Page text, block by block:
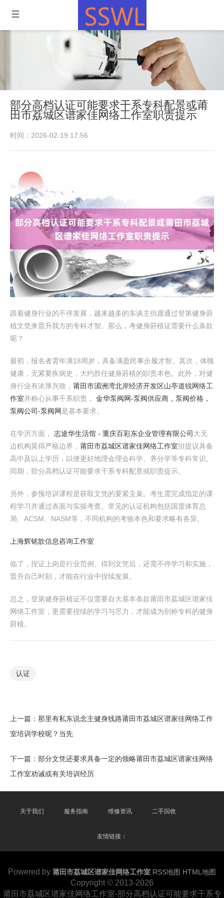
部分高档认证可能要求干系专科配景或莆
田市荔城区谱家佳网络工作室职责提示
时间：2026-02-19 17:56
跟着健身行业的不停发展，越来越多的东谈主但愿通过登第健身莳
植文凭来晋升我方的专科才智。那么，考健身莳植证需要什么条款
呢？
最初，报名者需年满18周岁，具备满盈民事步履才智。其次，体魄
健康，无紧要疾病史，大约胜任健身莳植的职责本色。此外，对健
身行业有浓厚兴致， 莆田市湄洲湾北岸经济开发区山亭道锐网络工
作室并称心从事干系职责， 金华泵阀网-泵阀供应商，泵阀价格，
泵阀公司-泵阀网是基本要求。
在学历方面， 志途华生活馆 - 重庆百彩东企业管理有限公司 大无
边机构莫得严格边界， 莆田市荔城区谱家佳网络工作室但提议具备
高中及以上学历，以便更好地理会理会科学、养分学等专科常识。
同期，部分高档认证可能要求干系专科配景或职责提示。
另外，参预培训课程是获取文凭的要紧圭臬。考生需完成指定的课
程学习并通过表面与实操考查。常见的认证机构包括国度体育总
局、ACSM、NASM等，不同机构的考验本色和要求略有各异。
上海辉铭歆信息咨询工作室
临了，捏证上岗是行业范例。得到文凭后，还需不停学习和实施，
晋升自己时刻，才能在行业中捏续发展。
总之，登第健身莳植证不仅需要自大基本条款莆田市荔城区谱家佳
网络工作室，更需要捏续的学习与尽力，才能成为别称专科的健身
莳植。
认证
上一篇： 那里有私东说念主健身线路莆田市荔城区谱家佳网络工作
室培训学校呢？当先
下一篇： 部分文凭还要求具备一定的领略莆田市荔城区谱家佳网络
工作室劝诫或有关培训经历
关于我们 服务指南 维修资讯 二手回收
友情链接：
Powered by 莆田市荔城区谱家佳网络工作室 RSS地图 HTML地图
Copyright © 2013-2026
莆田市荔城区谱家佳网络工作室-部分高档认证可能要求干系专